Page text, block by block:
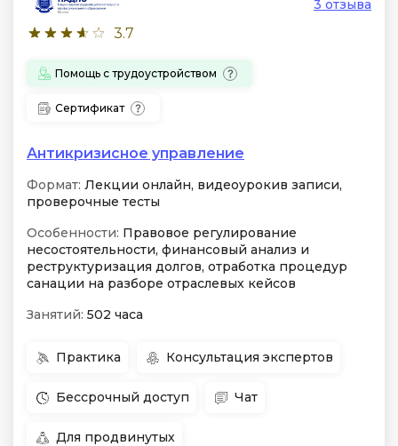
3.7
3 отзыва
Помощь с трудоустройством
Сертификат
Антикризисное управление
Формат: Лекции онлайн, видеоурокив записи,
проверочные тесты
Особенности: Правовое регулирование
несостоятельности, финансовый анализ и
реструктуризация долгов, отработка процедур
санации на разборе отраслевых кейсов
Занятий: 502 часа
Практика Консультация экспертов
Бессрочный доступ Чат
Для продвинутых